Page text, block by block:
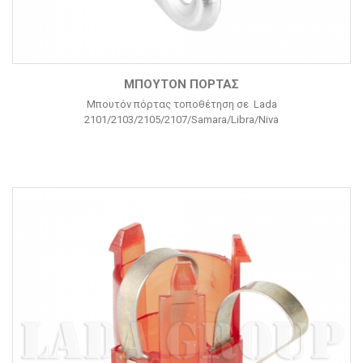
ΜΠΟΥΤΌΝ ΠΌΡΤΑΣ
Μπουτόν πόρτας τοποθέτηση σε Lada
2101/2103/2105/2107/Samara/Libra/Niva